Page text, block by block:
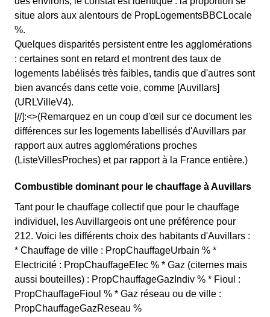
situe alors aux alentours de PropLogementsBBCLocale
%.
Quelques disparités persistent entre les agglomérations
: certaines sont en retard et montrent des taux de
logements labélisés très faibles, tandis que d'autres sont
bien avancés dans cette voie, comme [Auvillars]
(URLVilleV4).
[//]:<>(Remarquez en un coup d'œil sur ce document les
différences sur les logements labellisés d'Auvillars par
rapport aux autres agglomérations proches
(ListeVillesProches) et par rapport à la France entière.)
Combustible dominant pour le chauffage à Auvillars
Tant pour le chauffage collectif que pour le chauffage
individuel, les Auvillargeois ont une préférence pour
212. Voici les différents choix des habitants d'Auvillars :
* Chauffage de ville : PropChauffageUrbain % *
Electricité : PropChauffageElec % * Gaz (citernes mais
aussi bouteilles) : PropChauffageGazIndiv % * Fioul :
PropChauffageFioul % * Gaz réseau ou de ville :
PropChauffageGazReseau %